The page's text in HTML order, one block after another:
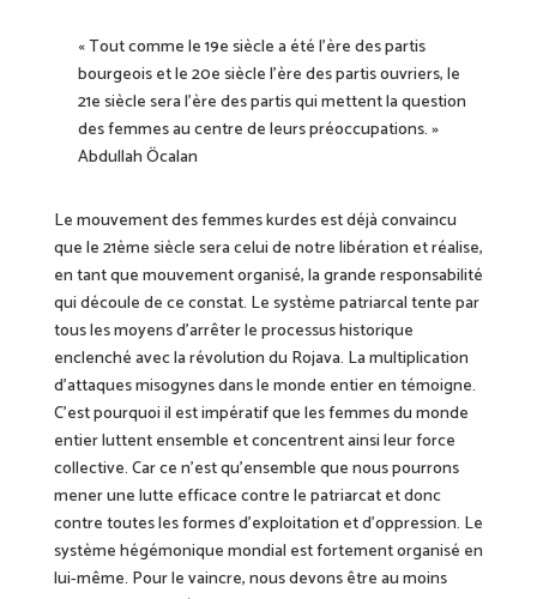
« Tout comme le 19e siècle a été l’ère des partis
bourgeois et le 20e siècle l’ère des partis ouvriers, le
21e siècle sera l’ère des partis qui mettent la question
des femmes au centre de leurs préoccupations.»
Abdullah Öcalan
Le mouvement des femmes kurdes est déjà convaincu
que le 21ème siècle sera celui de notre libération et réalise,
en tant que mouvement organisé, la grande responsabilité
qui découle de ce constat. Le système patriarcal tente par
tous les moyens d’arrêterleprocessus historique
enclenché avec la révolution du Rojava. Lamultiplication
d’attaques misogynes dans le monde entier en témoigne.
C’est pourquoi il est impératif que les femmes du monde
entier luttent ensemble et concentrent ainsi leur force
collective. Car ce n’est qu’ensemble que nous pourrons
mener une lutte efficace contre le patriarcat et donc
contre toutes les formes d’exploitation et d’oppression. Le
système hégémonique mondial est fortement organisé en
lui-même. Pour le vaincre, nous devons être au moins